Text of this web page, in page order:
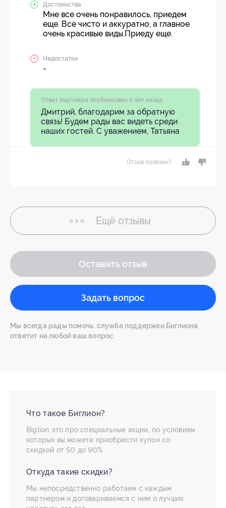
Достоинства
Мне все очень понравилось, приедем
еще. Все чисто и аккуратно, а главное
очень красивые виды.Приеду еще.
Недостатки
-
Ответ партнера опубликован 6 лет назад
Дмитрий, благодарим за обратную
связь! Будем рады вас видеть среди
наших гостей. С уважением, Татьяна
Отзыв полезен?
Ещё отзывы
Оставить отзыв
Задать вопрос
Мы всегда рады помочь: служба поддержки Биглиона
ответит на любой ваш вопрос
Что такое Биглион?
Biglion это про специальные акции, по условиям
которых вы можете приобрести купон со
скидкой от 50 до 90%
Откуда такие скидки?
Мы непосредственно работаем с каждым
партнером и договариваемся с ним о лучших